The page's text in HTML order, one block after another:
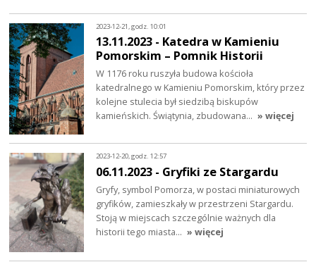
2023-12-21, godz. 10:01
13.11.2023 - Katedra w Kamieniu
Pomorskim – Pomnik Historii
W 1176 roku ruszyła budowa kościoła
katedralnego w Kamieniu Pomorskim, który przez
kolejne stulecia był siedzibą biskupów
kamieńskich. Świątynia, zbudowana… » więcej
2023-12-20, godz. 12:57
06.11.2023 - Gryfiki ze Stargardu
Gryfy, symbol Pomorza, w postaci miniaturowych
gryfików, zamieszkały w przestrzeni Stargardu.
Stoją w miejscach szczególnie ważnych dla
historii tego miasta… » więcej